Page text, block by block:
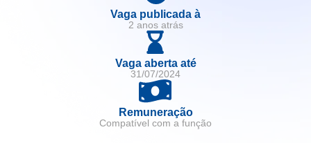
Vaga publicada à
2 anos atrás
Vaga aberta até
31/07/2024
Remuneração
Compatível com a função